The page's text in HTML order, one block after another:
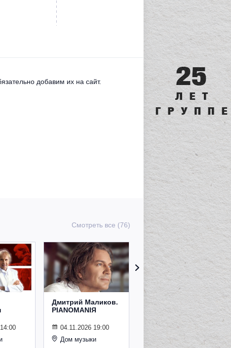
добавим их на сайт.
Смотреть все (76)
Дмитрий Маликов.
PIANOMANIЯ
04.11.2026 19:00
Дом музыки
Рождественский
концерт
Владимира
Спивакова
24.12.2026 19:00